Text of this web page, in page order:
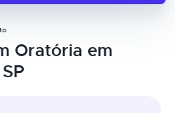
Oratória em